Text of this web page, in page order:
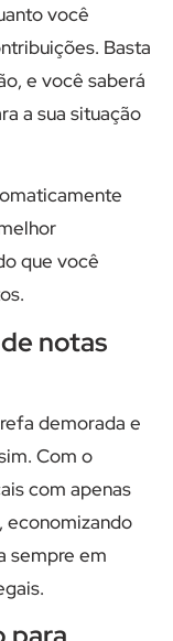
você
Basta
e você saberá
a sua situação
que você
notas
demorada e
Com o
com apenas
economizando
sempre em